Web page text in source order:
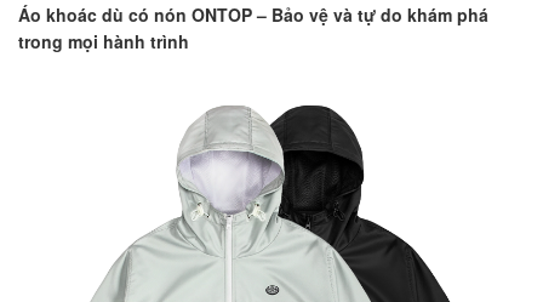
Áo khoác dù có nón ONTOP – Bảo vệ và tự do khám phá
trong mọi hành trình